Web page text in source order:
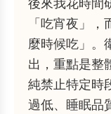
「吃宵夜」
麼時候吃」。
出，重點是整
純禁止特定時
過低、睡眠品